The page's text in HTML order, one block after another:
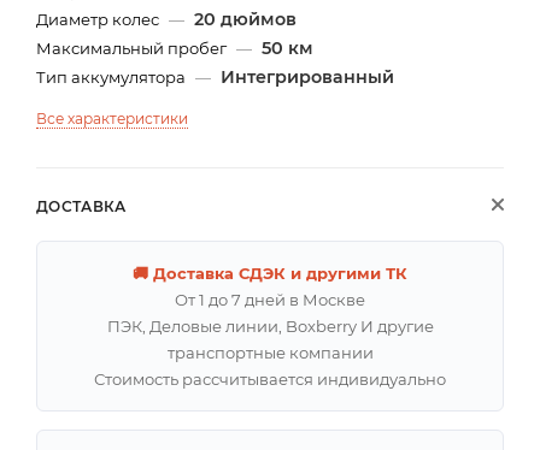
Диаметр колес — 20 дюймов
Максимальный пробег — 50 км
Тип аккумулятора — Интегрированный
Все характеристики
ДОСТАВКА
🚚 Доставка СДЭК и другими ТК
От 1 до 7 дней в Москве
ПЭК, Деловые линии, Boxberry И другие
транспортные компании
Стоимость рассчитывается индивидуально